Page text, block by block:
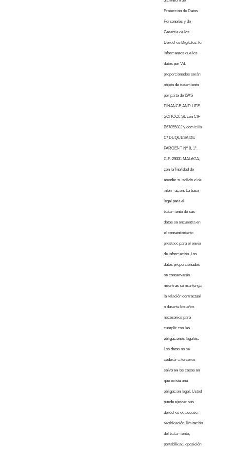
Protección de Datos
Personales y de
Garantía de los
Derechos Digitales, le
informamos que los
datos por Vd.
proporcionados serán
objeto de tratamiento
por parte de LWS
FINANCE AND LIFE
SCHOOL SL con CIF
B67855882 y domicilio
C/ DUQUESA DE
PARCENT Nº 8, 1º,
C.P. 29001 MALAGA,
con la finalidad de
atender su solicitud de
información. La base
legal para el
tratamiento de sus
datos se encuentra en
el consentimiento
prestado para el envío
de información. Los
datos proporcionados
se conservarán
mientras se mantenga
la relación contractual
o durante los años
necesarios para
cumplir con las
obligaciones legales.
Los datos no se
cederán a terceros
salvo en los casos en
que exista una
obligación legal. Usted
puede ejercer sus
derechos de acceso,
rectificación, limitación
del tratamiento,
portabilidad, oposición